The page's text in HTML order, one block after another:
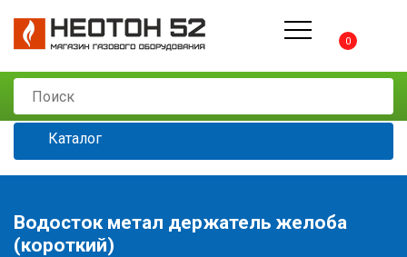
0
Каталог
Водосток метал держатель желоба
(короткий)